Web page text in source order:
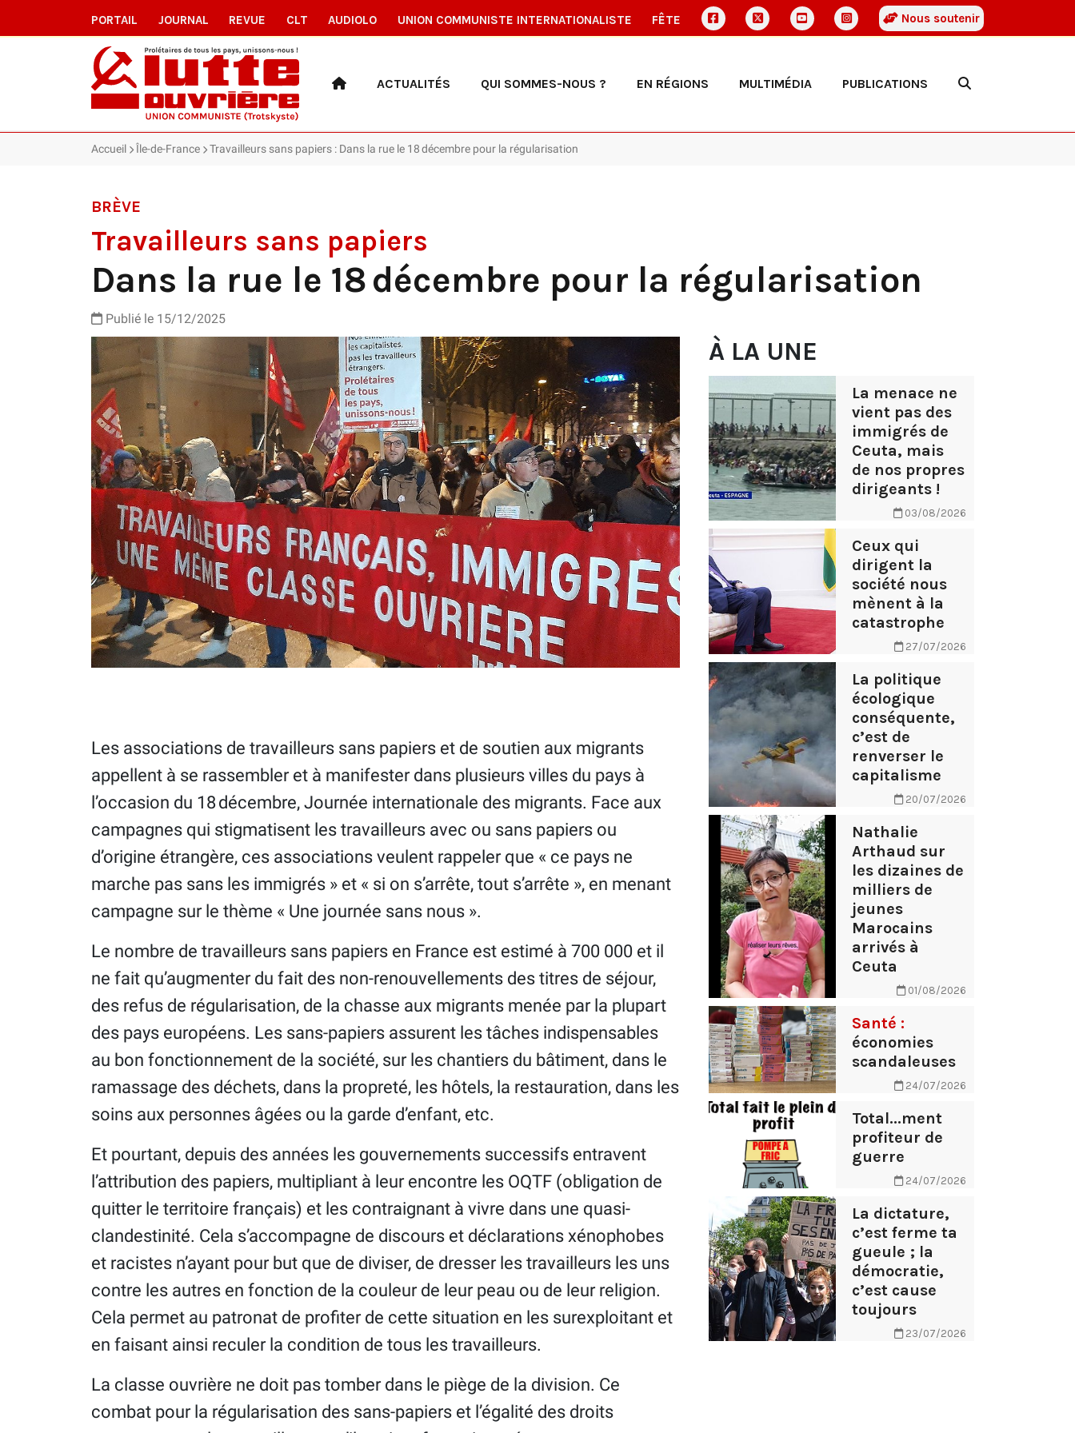
PORTAIL JOURNAL REVUE CLT AUDIOLO UNION COMMUNISTE INTERNATIONALISTE FÊTE Nous soutenir
ACTUALITÉS QUI SOMMES-NOUS ? EN RÉGIONS MULTIMÉDIA PUBLICATIONS
Accueil Île-de-France Travailleurs sans papiers : Dans la rue le 18 décembre pour la régularisation
BRÈVE
Travailleurs sans papiers
Dans la rue le 18 décembre pour la régularisation
Publié le 15/12/2025
Les associations de travailleurs sans papiers et de soutien aux migrants
appellent à se rassembler et à manifester dans plusieurs villes du pays à
l’occasion du 18 décembre, Journée internationale des migrants. Face aux
campagnes qui stigmatisent les travailleurs avec ou sans papiers ou
d’origine étrangère, ces associations veulent rappeler que « ce pays ne
marche pas sans les immigrés » et « si on s’arrête, tout s’arrête », en menant
campagne sur le thème « Une journée sans nous ».
Le nombre de travailleurs sans papiers en France est estimé à 700 000 et il
ne fait qu’augmenter du fait des non-renouvellements des titres de séjour,
des refus de régularisation, de la chasse aux migrants menée par la plupart
des pays européens. Les sans-papiers assurent les tâches indispensables
au bon fonctionnement de la société, sur les chantiers du bâtiment, dans le
ramassage des déchets, dans la propreté, les hôtels, la restauration, dans les
soins aux personnes âgées ou la garde d’enfant, etc.
Et pourtant, depuis des années les gouvernements successifs entravent
l’attribution des papiers, multipliant à leur encontre les OQTF (obligation de
quitter le territoire français) et les contraignant à vivre dans une quasi-
clandestinité. Cela s’accompagne de discours et déclarations xénophobes
et racistes n’ayant pour but que de diviser, de dresser les travailleurs les uns
contre les autres en fonction de la couleur de leur peau ou de leur religion.
Cela permet au patronat de profiter de cette situation en les surexploitant et
en faisant ainsi reculer la condition de tous les travailleurs.
La classe ouvrière ne doit pas tomber dans le piège de la division. Ce
combat pour la régularisation des sans-papiers et l’égalité des droits
À LA UNE
La menace ne
vient pas des
immigrés de
Ceuta, mais
de nos propres
dirigeants !
03/08/2026
Ceux qui
dirigent la
société nous
mènent à la
catastrophe
27/07/2026
La politique
écologique
conséquente,
c’est de
renverser le
capitalisme
20/07/2026
Nathalie
Arthaud sur
les dizaines de
milliers de
jeunes
Marocains
arrivés à
Ceuta
01/08/2026
Santé :
économies
scandaleuses
24/07/2026
Total...ment
profiteur de
guerre
24/07/2026
La dictature,
c’est ferme ta
gueule ; la
démocratie,
c’est cause
toujours
23/07/2026